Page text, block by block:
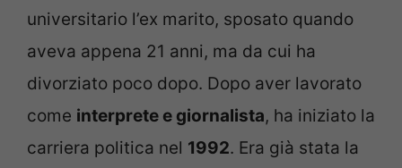
universitario l’ex marito, sposato quando
aveva appena 21 anni, ma da cui ha
divorziato poco dopo. Dopo aver lavorato
come interprete e giornalista, ha iniziato la
carriera politica nel 1992. Era già stata la